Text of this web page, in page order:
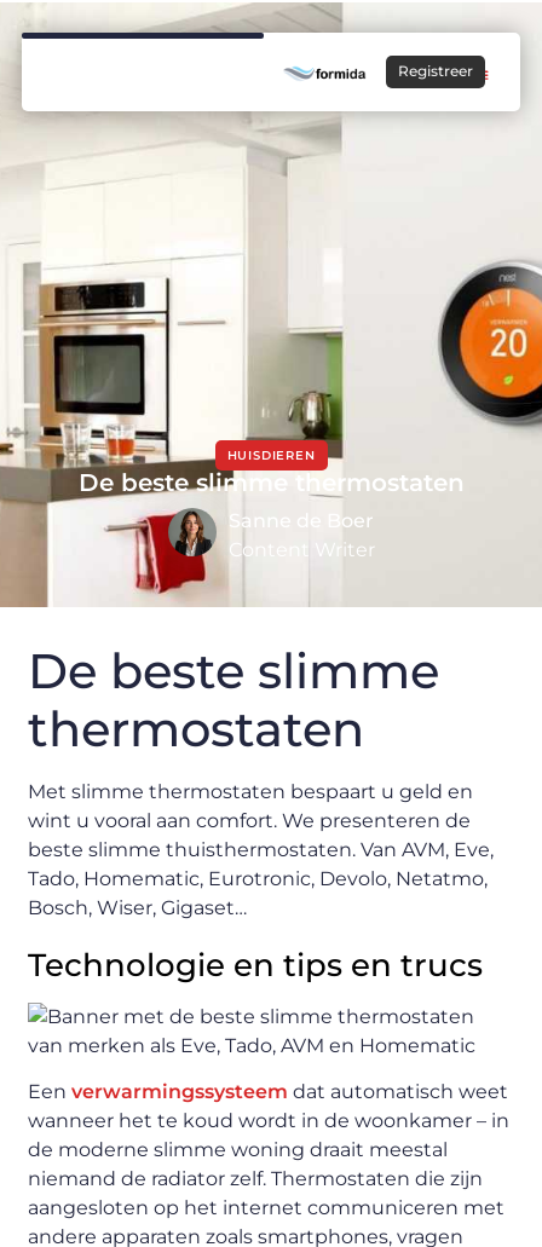
Registreer
HUISDIEREN
De beste slimme thermostaten
Sanne de Boer
Content Writer
De beste slimme
thermostaten
Met slimme thermostaten bespaart u geld en
wint u vooral aan comfort. We presenteren de
beste slimme thuisthermostaten. Van AVM, Eve,
Tado, Homematic, Eurotronic, Devolo, Netatmo,
Bosch, Wiser, Gigaset…
Technologie en tips en trucs
Eenverwarmingssysteemdat automatisch weet
wanneer het te koud wordt in de woonkamer – in
de moderne slimme woning draait meestal
niemand de radiator zelf. Thermostaten die zijn
aangesloten op het internet communiceren met
andere apparaten zoals smartphones, vragen